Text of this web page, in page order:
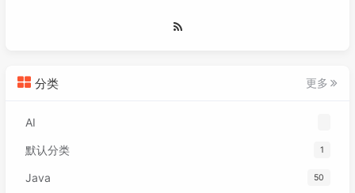
分类 更多
AI
默认分类 1
Java 50